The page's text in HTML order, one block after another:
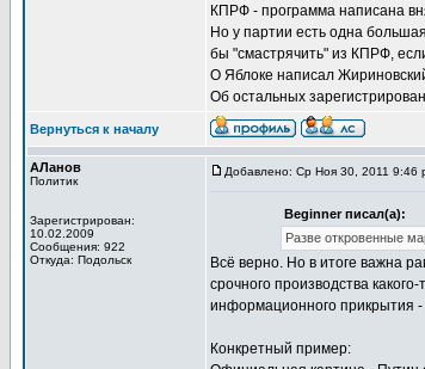
КПРФ - программа написана
Но у партии есть одна
бы "смастрячить" из КПРФ,
О Яблоке написал
Об остальных
Вернуться к началу
АЛанов
Политик
Зарегистрирован:
10.02.2009
Сообщения: 922
Откуда: Подольск
Добавлено: Ср Ноя 30, 2011 9:46
Beginner писал(а):
Разве откровенные
Всё верно. Но в итоге важна
срочного производства
информационного прикрытия -
Конкретный пример: